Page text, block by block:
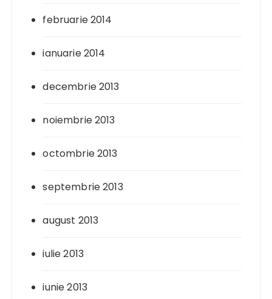
februarie 2014
ianuarie 2014
decembrie 2013
noiembrie 2013
octombrie 2013
septembrie 2013
august 2013
iulie 2013
iunie 2013